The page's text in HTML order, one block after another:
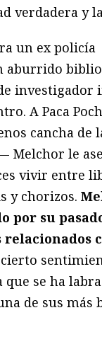
verdadera y
un ex policía
aburrido
investigador
A Paca
cancha de
Melchor le
vivir entre
y chorizos.
por su
relacionados
que se ha
de sus más